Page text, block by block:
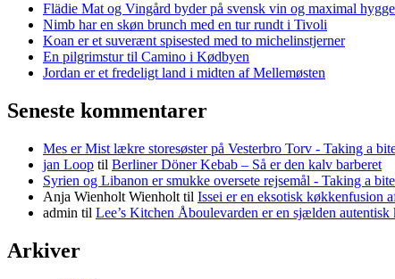
Flädie Mat og Vingård byder på svensk vin og maximal hygge
Nimb har en skøn brunch med en tur rundt i Tivoli
Koan er et suverænt spisested med to michelinstjerner
En pilgrimstur til Camino i Kødbyen
Jordan er et fredeligt land i midten af Mellemøsten
Seneste kommentarer
Mes er Mist lækre storesøster på Vesterbro Torv - Taking a
jan Loop til Berliner Döner Kebab – Så er den kalv barberet
Syrien og Libanon er smukke oversete rejsemål - Taking a bite
Anja Wienholt Wienholt til Issei er en eksotisk køkkenfusion
admin til Lee’s Kitchen Åboulevarden er en sjælden autentisk
Arkiver